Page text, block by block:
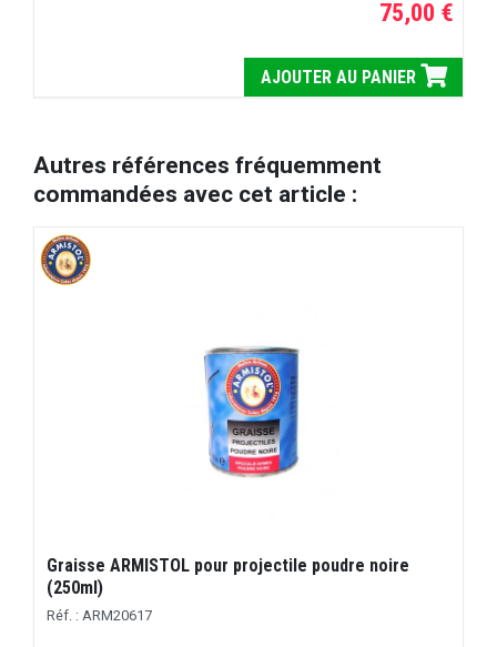
75,00 €
AJOUTER AU PANIER
Autres références fréquemment
commandées avec cet article :
Graisse ARMISTOL pour projectile poudre noire
(250ml)
Réf. : ARM20617